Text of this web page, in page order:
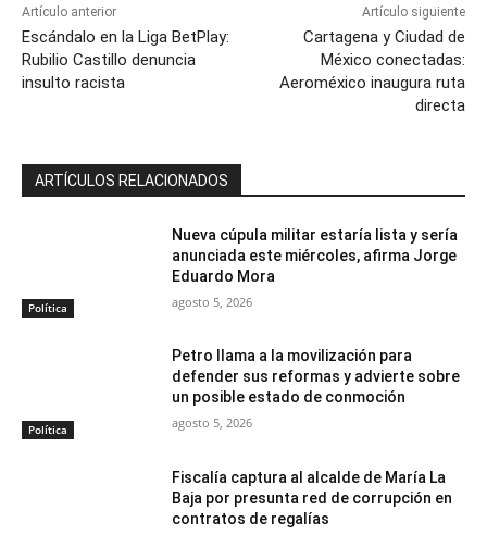
Artículo anterior
Escándalo en la Liga BetPlay:
Rubilio Castillo denuncia
insulto racista
Artículo siguiente
Cartagena y Ciudad de
México conectadas:
Aeroméxico inaugura ruta
directa
ARTÍCULOS RELACIONADOS
Política
Nueva cúpula militar estaría lista y sería
anunciada este miércoles, afirma Jorge
Eduardo Mora
agosto 5, 2026
Política
Petro llama a la movilización para
defender sus reformas y advierte sobre
un posible estado de conmoción
agosto 5, 2026
Fiscalía captura al alcalde de María La
Baja por presunta red de corrupción en
contratos de regalías